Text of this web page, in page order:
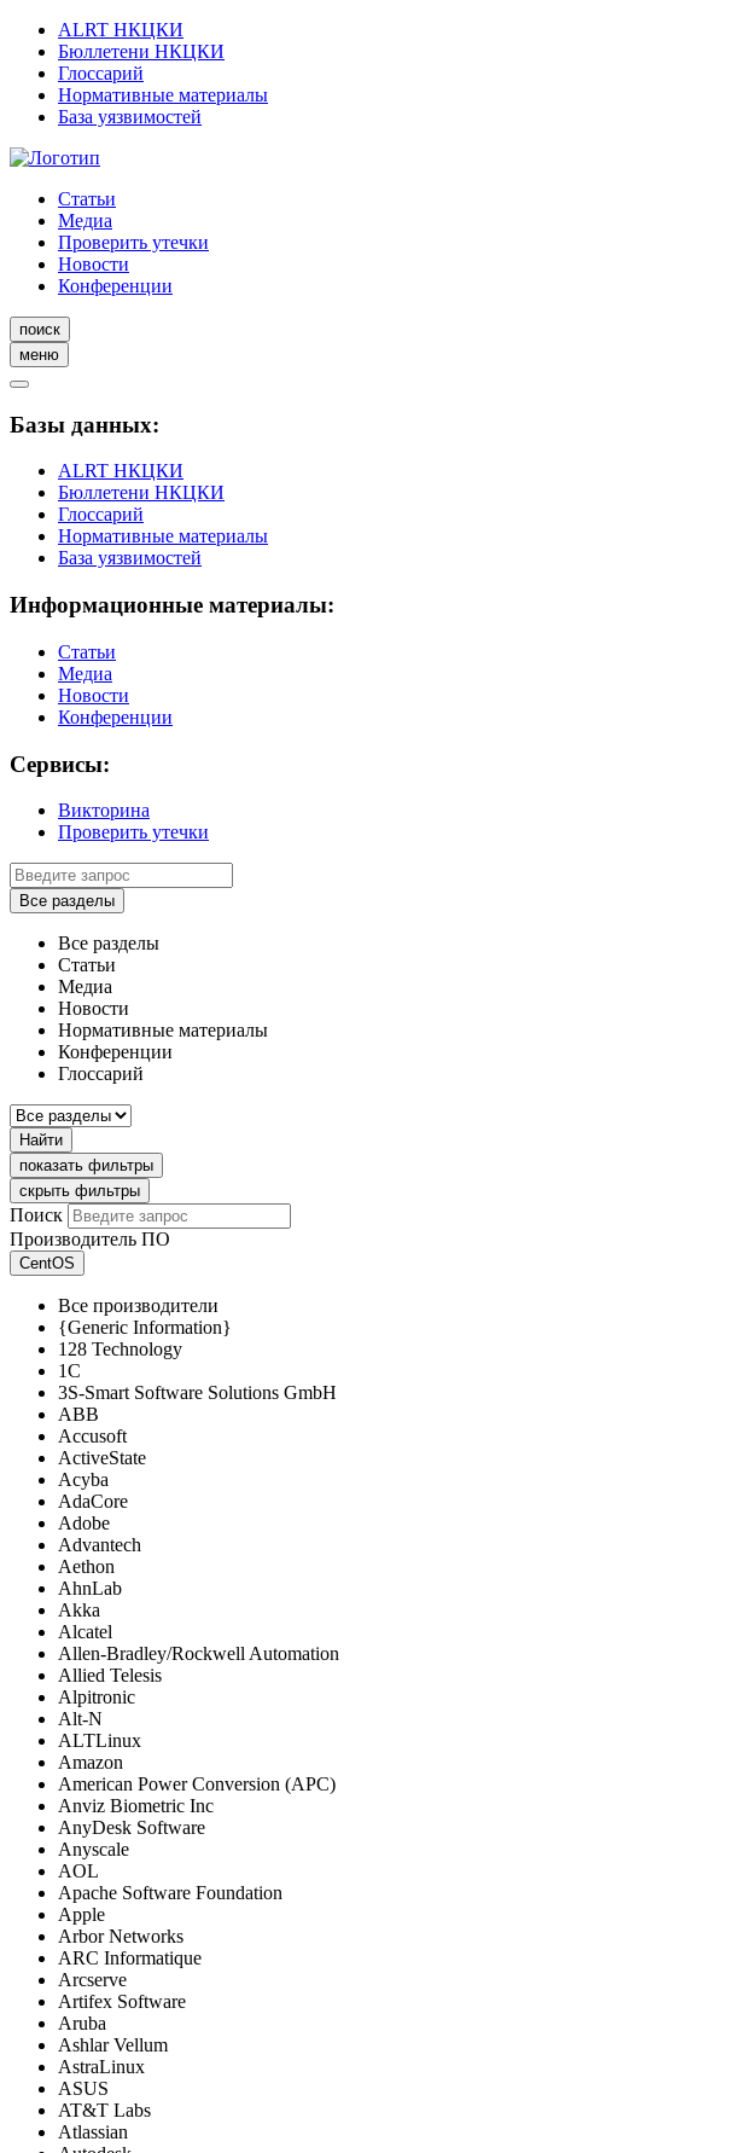
ALRT НКЦКИ
Бюллетени НКЦКИ
Глоссарий
Нормативные материалы
База уязвимостей
Статьи
Медиа
Проверить утечки
Новости
Конференции
поиск
меню
Базы данных:
ALRT НКЦКИ
Бюллетени НКЦКИ
Глоссарий
Нормативные материалы
База уязвимостей
Информационные материалы:
Статьи
Медиа
Новости
Конференции
Сервисы:
Викторина
Проверить утечки
Все разделы
Все разделы
Статьи
Медиа
Новости
Нормативные материалы
Конференции
Глоссарий
Найти
показать фильтры
скрыть фильтры
Поиск
Производитель ПО
CentOS
Все производители
{Generic Information}
128 Technology
1C
3S-Smart Software Solutions GmbH
ABB
Accusoft
ActiveState
Acyba
AdaCore
Adobe
Advantech
Aethon
AhnLab
Akka
Alcatel
Allen-Bradley/Rockwell Automation
Allied Telesis
Alpitronic
Alt-N
ALTLinux
Amazon
American Power Conversion (APC)
Anviz Biometric Inc
AnyDesk Software
Anyscale
AOL
Apache Software Foundation
Apple
Arbor Networks
ARC Informatique
Arcserve
Artifex Software
Aruba
Ashlar Vellum
AstraLinux
ASUS
AT&T Labs
Atlassian